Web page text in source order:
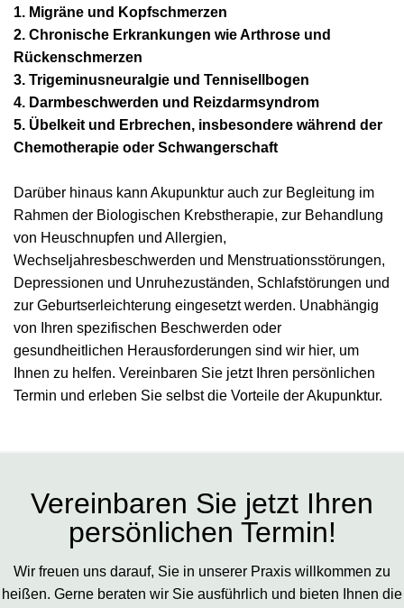
1. Migräne und Kopfschmerzen
2. Chronische Erkrankungen wie Arthrose und
Rückenschmerzen
3. Trigeminusneuralgie und Tennisellbogen
4. Darmbeschwerden und Reizdarmsyndrom
5. Übelkeit und Erbrechen, insbesondere während der
Chemotherapie oder Schwangerschaft
Darüber hinaus kann Akupunktur auch zur Begleitung im
Rahmen der Biologischen Krebstherapie, zur Behandlung
von Heuschnupfen und Allergien,
Wechseljahresbeschwerden und Menstruationsstörungen,
Depressionen und Unruhezuständen, Schlafstörungen und
zur Geburtserleichterung eingesetzt werden. Unabhängig
von Ihren spezifischen Beschwerden oder
gesundheitlichen Herausforderungen sind wir hier, um
Ihnen zu helfen. Vereinbaren Sie jetzt Ihren persönlichen
Termin und erleben Sie selbst die Vorteile der Akupunktur.
Vereinbaren Sie jetzt Ihren
persönlichen Termin!
Wir freuen uns darauf, Sie in unserer Praxis willkommen zu
heißen. Gerne beraten wir Sie ausführlich und bieten Ihnen die